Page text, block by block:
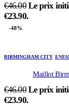
€46.00 Le prix
€23.90.
-48%
BIRMINGHAM CITY,
Maillot
€46.00 Le prix
€23.90.